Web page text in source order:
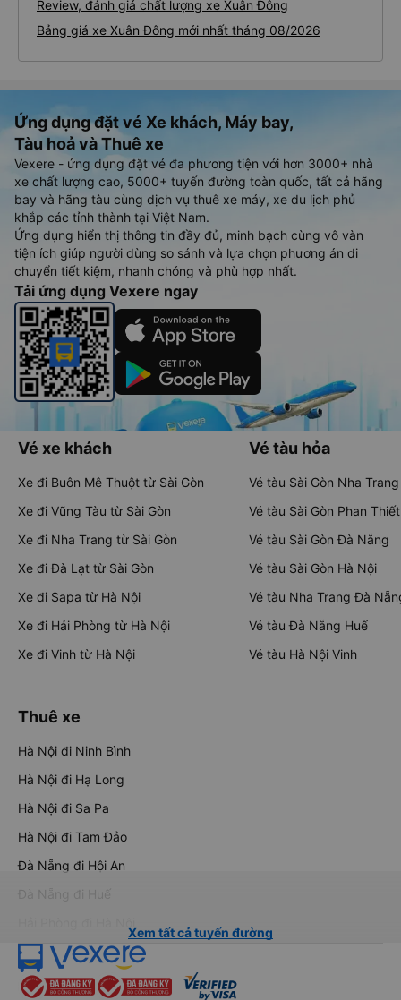
Review, đánh giá chất lượng xe Xuân Đông
Bảng giá xe Xuân Đông mới nhất tháng 08/2026
Ứng dụng đặt vé Xe khách, Máy bay,
Tàu hoả và Thuê xe
Vexere - ứng dụng đặt vé đa phương tiện với hơn 3000+ nhà
xe chất lượng cao, 5000+ tuyến đường toàn quốc, tất cả hãng
bay và hãng tàu cùng dịch vụ thuê xe máy, xe du lịch phủ
khắp các tỉnh thành tại Việt Nam.
Ứng dụng hiển thị thông tin đầy đủ, minh bạch cùng vô vàn
tiện ích giúp người dùng so sánh và lựa chọn phương án di
chuyển tiết kiệm, nhanh chóng và phù hợp nhất.
Tải ứng dụng Vexere ngay
Vé xe khách
Xe đi Buôn Mê Thuột từ Sài Gòn
Xe đi Vũng Tàu từ Sài Gòn
Xe đi Nha Trang từ Sài Gòn
Xe đi Đà Lạt từ Sài Gòn
Xe đi Sapa từ Hà Nội
Xe đi Hải Phòng từ Hà Nội
Xe đi Vinh từ Hà Nội
Vé tàu hỏa
Vé tàu Sài Gòn Nha Trang
Vé tàu Sài Gòn Phan Thiết
Vé tàu Sài Gòn Đà Nẵng
Vé tàu Sài Gòn Hà Nội
Vé tàu Nha Trang Đà
Vé tàu Đà Nẵng Huế
Vé tàu Hà Nội Vinh
Thuê xe
Hà Nội đi Ninh Bình
Hà Nội đi Hạ Long
Hà Nội đi Sa Pa
Hà Nội đi Tam Đảo
Đà Nẵng đi Hội An
Đà Nẵng đi Huế
Xem tất cả tuyến đường